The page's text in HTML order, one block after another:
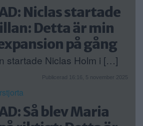
Niclas startade
Detta är min
på gång
startade Niclas Holm i […]
Publicerad 16:16, 5 november 2025
Så blev Maria